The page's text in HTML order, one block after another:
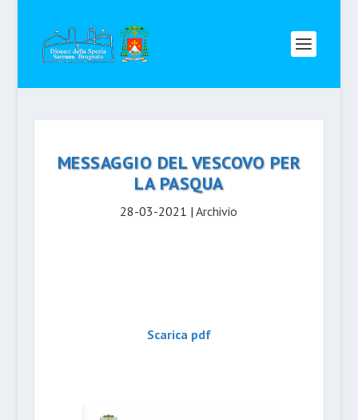
MESSAGGIO DEL VESCOVO PER
LA PASQUA
28-03-2021 |Archivio
Scarica pdf